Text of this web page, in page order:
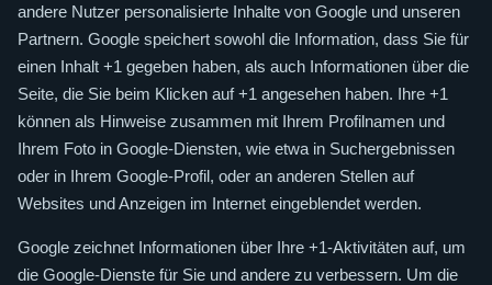
andere Nutzer personalisierte Inhalte von Google und unseren
Partnern. Google speichert sowohl die Information, dass Sie für
einen Inhalt +1 gegeben haben, als auch Informationen über die
Seite, die Sie beim Klicken auf +1 angesehen haben. Ihre +1
können als Hinweise zusammen mit Ihrem Profilnamen und
Ihrem Foto in Google-Diensten, wie etwa in Suchergebnissen
oder in Ihrem Google-Profil, oder an anderen Stellen auf
Websites und Anzeigen im Internet eingeblendet werden.
Google zeichnet Informationen über Ihre +1-Aktivitäten auf, um
die Google-Dienste für Sie und andere zu verbessern. Um die